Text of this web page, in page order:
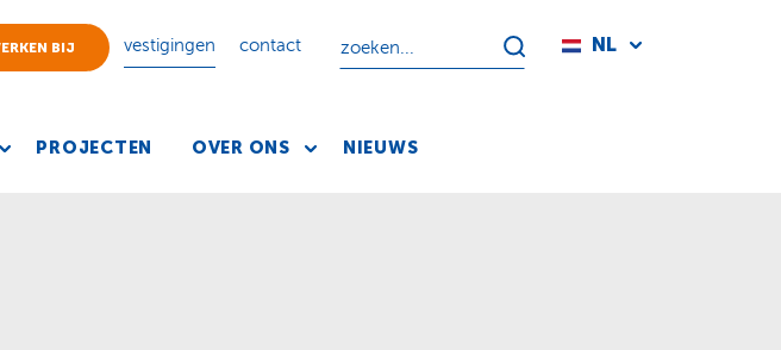
BIJ vestigingen contact NL
PROJECTEN OVER ONS NIEUWS